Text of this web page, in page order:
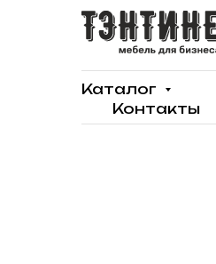
Каталог
Контакты